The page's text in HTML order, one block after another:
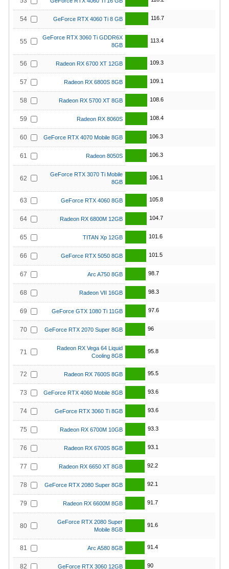
54 GeForce RTX 4060 Ti 8 GB 116.7
55
GeForce RTX 3060 Ti GDDR6X
8GB
113.4
56 Radeon RX 6700 XT 12GB 109.3
57 Radeon RX 6800S 8GB 109.1
58 Radeon RX 5700 XT 8GB 108.6
59 Radeon RX 8060S 108.4
60 GeForce RTX 4070 Mobile 8GB 106.3
61 Radeon 8050S 106.3
62
GeForce RTX 3070 Ti Mobile
8GB
106.1
63 GeForce RTX 4060 8GB 105.8
64 Radeon RX 6800M 12GB 104.7
65 TITAN Xp 12GB 101.6
66 GeForce RTX 5050 8GB 101.5
67 Arc A750 8GB 98.7
68 Radeon VII 16GB 98.3
69 GeForce GTX 1080 Ti 11GB 97.6
70 GeForce RTX 2070 Super 8GB 96
71
Radeon RX Vega 64 Liquid
Cooling 8GB
95.8
72 Radeon RX 7600S 8GB 95.5
73 GeForce RTX 4060 Mobile 8GB 93.6
74 GeForce RTX 3060 Ti 8GB 93.6
75 Radeon RX 6700M 10GB 93.3
76 Radeon RX 6700S 8GB 93.1
77 Radeon RX 6650 XT 8GB 92.2
78 GeForce RTX 2080 Super 8GB 92.1
79 Radeon RX 6600M 8GB 91.7
80
GeForce RTX 2080 Super
Mobile 8GB
91.6
81 Arc A580 8GB 91.4
82 GeForce RTX 3060 12GB 90